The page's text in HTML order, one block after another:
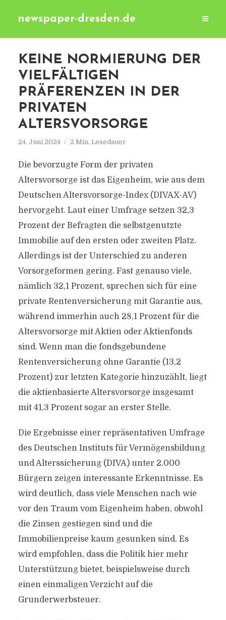
newspaper-dresden.de
KEINE NORMIERUNG DER
VIELFÄLTIGEN
PRÄFERENZEN IN DER
PRIVATEN
ALTERSVORSORGE
24. Juni 2024 2 Min. Lesedauer
Die bevorzugte Form der privaten
Altersvorsorge ist das Eigenheim, wie aus dem
Deutschen Altersvorsorge-Index (DIVAX-AV)
hervorgeht. Laut einer Umfrage setzen 32,3
Prozent der Befragten die selbstgenutzte
Immobilie auf den ersten oder zweiten Platz.
Allerdings ist der Unterschied zu anderen
Vorsorgeformen gering. Fast genauso viele,
nämlich 32,1 Prozent, sprechen sich für eine
private Rentenversicherung mit Garantie aus,
während immerhin auch 28,1 Prozent für die
Altersvorsorge mit Aktien oder Aktienfonds
sind. Wenn man die fondsgebundene
Rentenversicherung ohne Garantie (13,2
Prozent) zur letzten Kategorie hinzuzählt, liegt
die aktienbasierte Altersvorsorge insgesamt
mit 41,3 Prozent sogar an erster Stelle.
Die Ergebnisse einer repräsentativen Umfrage
des Deutschen Instituts für Vermögensbildung
und Alterssicherung (DIVA) unter 2.000
Bürgern zeigen interessante Erkenntnisse. Es
wird deutlich, dass viele Menschen nach wie
vor den Traum vom Eigenheim haben, obwohl
die Zinsen gestiegen sind und die
Immobilienpreise kaum gesunken sind. Es
wird empfohlen, dass die Politik hier mehr
Unterstützung bietet, beispielsweise durch
einen einmaligen Verzicht auf die
Grunderwerbsteuer.